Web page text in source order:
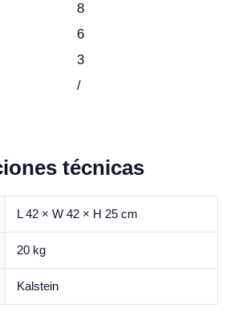
8
6
3
/
técnicas
L 42 × W 42 × H 25 cm
20 kg
Kalstein